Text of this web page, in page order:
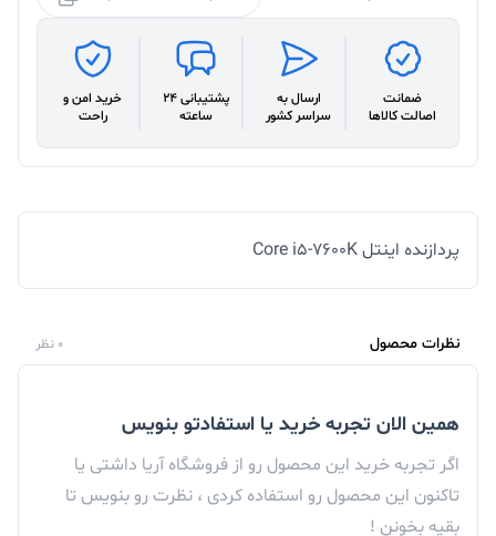
ضمانت
اصالت کالاها
ارسال به
سراسر کشور
پشتیبانی 24
ساعته
خرید امن و
راحت
پردازنده اینتل Core i5-7600K
نظرات محصول 0 نظر
همین الان تجربه خرید یا استفادتو بنویس
اگر تجربه خرید این محصول رو از فروشگاه آریا داشتی یا
تاکنون این محصول رو استفاده کردی ، نظرت رو بنویس تا
بقیه بخونن !